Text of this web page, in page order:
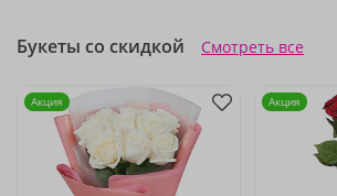
Букеты со скидкой Смотреть все
Акция Акция